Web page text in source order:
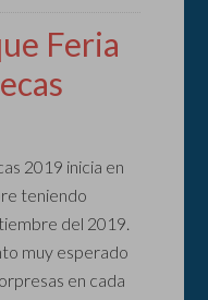
Feria
2019 inicia en
teniendo
del 2019.
muy esperado
en cada